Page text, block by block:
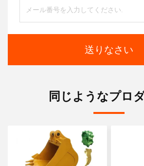
送りなさい
同じようなプロ